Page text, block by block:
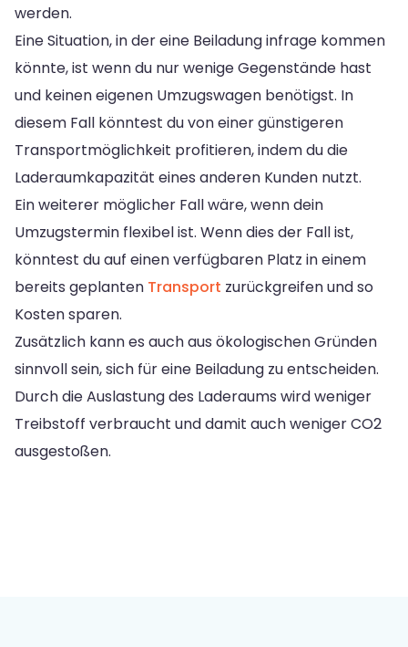
werden.
Eine Situation, in der eine Beiladung infrage kommen
könnte, ist wenn du nur wenige Gegenstände hast
und keinen eigenen Umzugswagen benötigst. In
diesem Fall könntest du von einer günstigeren
Transportmöglichkeit profitieren, indem du die
Laderaumkapazität eines anderen Kunden nutzt.
Ein weiterer möglicher Fall wäre, wenn dein
Umzugstermin flexibel ist. Wenn dies der Fall ist,
könntest du auf einen verfügbaren Platz in einem
bereits geplanten Transport zurückgreifen und so
Kosten sparen.
Zusätzlich kann es auch aus ökologischen Gründen
sinnvoll sein, sich für eine Beiladung zu entscheiden.
Durch die Auslastung des Laderaums wird weniger
Treibstoff verbraucht und damit auch weniger CO2
ausgestoßen.